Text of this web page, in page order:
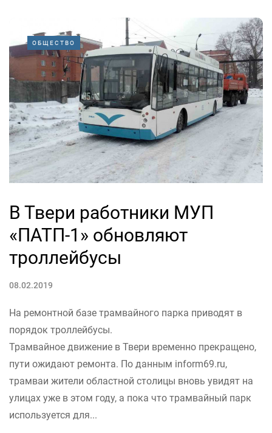
ОБЩЕСТВО
В Твери работники МУП
«ПАТП-1» обновляют
троллейбусы
08.02.2019
На ремонтной базе трамвайного парка приводят в
порядок троллейбусы.
Трамвайное движение в Твери временно прекращено,
пути ожидают ремонта. По данным inform69.ru,
трамваи жители областной столицы вновь увидят на
улицах уже в этом году, а пока что трамвайный парк
используется для...